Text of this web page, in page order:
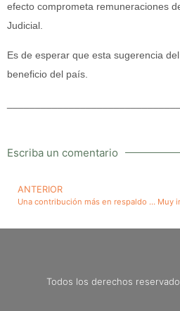
efecto comprometa remuneraciones
Judicial.
Es de esperar que esta sugerencia
beneficio del país.
Escriba un comentario
ANTERIOR
Una contribución más en respaldo de la adecuada alimentación para la salud humana. Estudio muestra que el consumo de alimentos ultraprocesados se asocia al deterioro cognitivo
Todos los derechos